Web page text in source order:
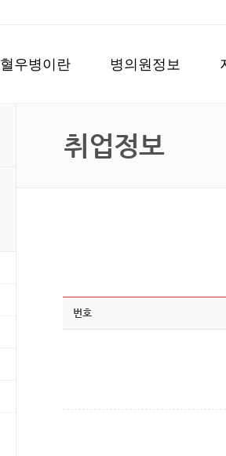
혈우병이란 병의원정보
취업정보
번호